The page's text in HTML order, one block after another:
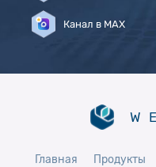
Канал в MAX
Главная Продукты